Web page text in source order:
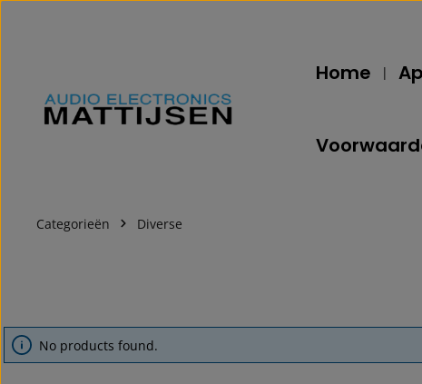
Home
Categorieën Diverse
No products found.